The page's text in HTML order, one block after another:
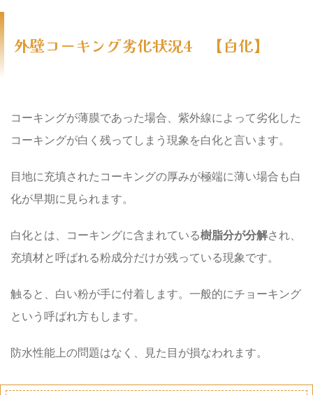
外壁コーキング劣化状況4 【白化】
コーキングが薄膜であった場合、紫外線によって劣化した
コーキングが白く残ってしまう現象を白化と言います。
目地に充填されたコーキングの厚みが極端に薄い場合も白
化が早期に見られます。
白化とは、コーキングに含まれている樹脂分が分解され、
充填材と呼ばれる粉成分だけが残っている現象です。
触ると、白い粉が手に付着します。一般的にチョーキング
という呼ばれ方もします。
防水性能上の問題はなく、見た目が損なわれます。